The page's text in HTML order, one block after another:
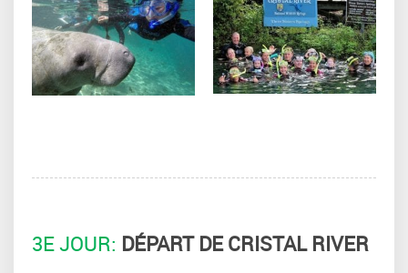
3E JOUR: DÉPART DE CRISTAL RIVER